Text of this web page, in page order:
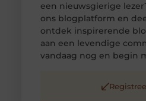
een nieuwsgierige
ons blogplatform en
ontdek inspirerende
aan een levendige
vandaag nog en begin